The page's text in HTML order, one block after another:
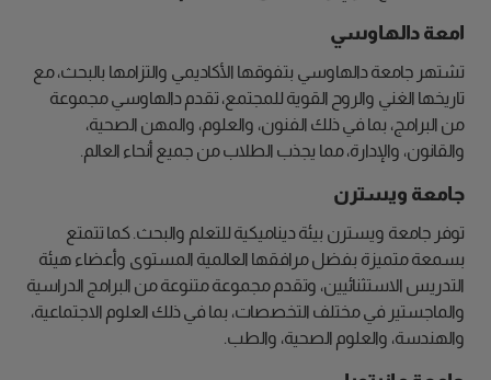
امعة دالهاوسي
تشتهر جامعة دالهاوسي بتفوقها الأكاديمي والتزامها بالبحث، مع
تاريخها الغني والروح القوية للمجتمع، تقدم دالهاوسي مجموعة
من البرامج، بما في ذلك الفنون، والعلوم، والمهن الصحية،
والقانون، والإدارة، مما يجذب الطلاب من جميع أنحاء العالم.
جامعة ويسترن
توفر جامعة ويسترن بيئة ديناميكية للتعلم والبحث. كما تتمتع
بسمعة متميزة بفضل مرافقها العالمية المستوى وأعضاء هيئة
التدريس الاستثنائيين، وتقدم مجموعة متنوعة من البرامج الدراسية
والماجستير في مختلف التخصصات، بما في ذلك العلوم الاجتماعية،
والهندسة، والعلوم الصحية، والطب.